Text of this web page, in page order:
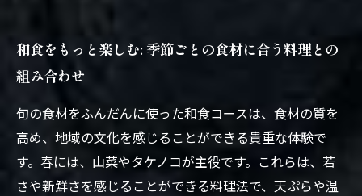
和食をもっと楽しむ: 季節ごとの食材に合う料理との
組み合わせ
旬の食材をふんだんに使った和食コースは、食材の質を
高め、地域の文化を感じることができる貴重な体験で
す。春には、山菜やタケノコが主役です。これらは、若
さや新鮮さを感じることができる料理法で、天ぷらや温